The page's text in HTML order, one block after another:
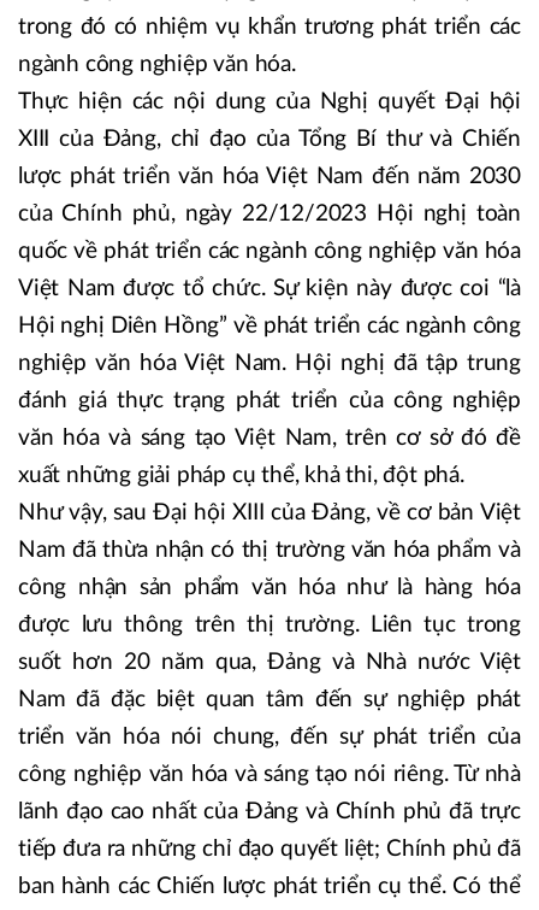
trong đó có nhiệm vụ khẩn trương phát triển các
ngành công nghiệp văn hóa.
Thực hiện các nội dung của Nghị quyết Đại hội
XIII của Đảng, chỉ đạo của Tổng Bí thư và Chiến
lược phát triển văn hóa Việt Nam đến năm 2030
của Chính phủ, ngày 22/12/2023 Hội nghị toàn
quốc về phát triển các ngành công nghiệp văn hóa
Việt Nam được tổ chức. Sự kiện này được coi “là
Hội nghị Diên Hồng” về phát triển các ngành công
nghiệp văn hóa Việt Nam. Hội nghị đã tập trung
đánh giá thực trạng phát triển của công nghiệp
văn hóa và sáng tạo Việt Nam, trên cơ sở đó đề
xuất những giải pháp cụ thể, khả thi, đột phá.
Như vậy, sau Đại hội XIII của Đảng, về cơ bản Việt
Nam đã thừa nhận có thị trường văn hóa phẩm và
công nhận sản phẩm văn hóa như là hàng hóa
được lưu thông trên thị trường. Liên tục trong
suốt hơn 20 năm qua, Đảng và Nhà nước Việt
Nam đã đặc biệt quan tâm đến sự nghiệp phát
triển văn hóa nói chung, đến sự phát triển của
công nghiệp văn hóa và sáng tạo nói riêng. Từ nhà
lãnh đạo cao nhất của Đảng và Chính phủ đã trực
tiếp đưa ra những chỉ đạo quyết liệt; Chính phủ đã
ban hành các Chiến lược phát triển cụ thể. Có thể